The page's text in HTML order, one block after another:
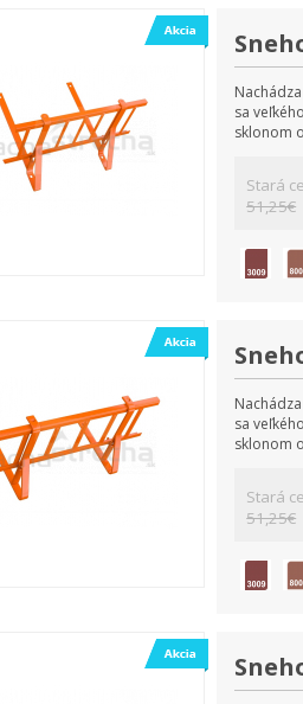
sa
sklonom
Stará
51,25€
sa
sklonom
Stará
51,25€